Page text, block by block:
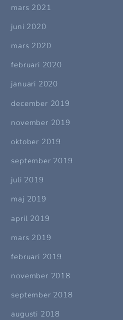
mars 2021
juni 2020
mars 2020
februari 2020
januari 2020
december 2019
november 2019
oktober 2019
september 2019
juli 2019
maj 2019
april 2019
mars 2019
februari 2019
november 2018
september 2018
augusti 2018